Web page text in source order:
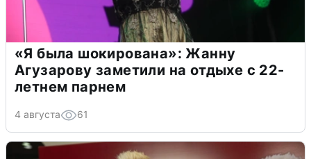
«Я была шокирована»: Жанну
Агузарову заметили на отдыхе с 22-
летнем парнем
4 августа 61